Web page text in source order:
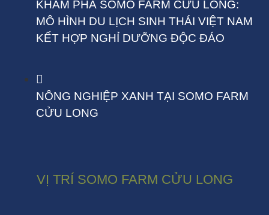
KHÁM PHÁ SOMO FARM CỬU LONG:
MÔ HÌNH DU LỊCH SINH THÁI VIỆT NAM
KẾT HỢP NGHỈ DƯỠNG ĐỘC ĐÁO
NÔNG NGHIỆP XANH TẠI SOMO FARM
CỬU LONG
VỊ TRÍ SOMO FARM CỬU LONG